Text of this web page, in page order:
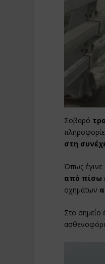
Σοβαρό
στη
Όπως
από πίσω
οχημάτων
Στο σημείο